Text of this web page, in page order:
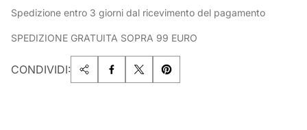
Spedizione entro 3 giorni dal ricevimento del pagamento
SPEDIZIONE GRATUITA SOPRA 99 EURO
CONDIVIDI: